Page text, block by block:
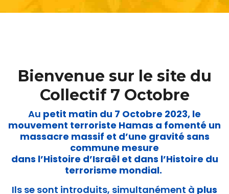
Bienvenue sur le site du
Collectif 7 Octobre
Au petit matin du 7 Octobre 2023, le
mouvement terroriste Hamas a fomenté un
massacre massif et d’une gravité sans
commune mesure
dans l’Histoire d’Israël et dans l’Histoire du
terrorisme mondial.
Ils se sont introduits, simultanément à plus